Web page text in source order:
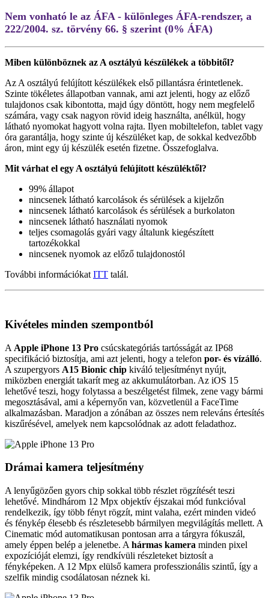
Nem vonható le az ÁFA - különleges ÁFA-rendszer, a
222/2004. sz. törvény 66. § szerint (0% ÁFA)
Miben különböznek az A osztályú készülékek a többitől?
Az A osztályú felújított készülékek első pillantásra érintetlenek.
Szinte tökéletes állapotban vannak, ami azt jelenti, hogy az előző
tulajdonos csak kibontotta, majd úgy döntött, hogy nem megfelelő
számára, vagy csak nagyon rövid ideig használta, anélkül, hogy
látható nyomokat hagyott volna rajta. Ilyen mobiltelefon, tablet vagy
óra garantálja, hogy szinte új készüléket kap, de sokkal kedvezőbb
áron, mint egy új készülék esetén fizetne. Összefoglalva.
Mit várhat el egy A osztályú felújított készüléktől?
99% állapot
nincsenek látható karcolások és sérülések a kijelzőn
nincsenek látható karcolások és sérülések a burkolaton
nincsenek látható használati nyomok
teljes csomagolás gyári vagy általunk kiegészített
tartozékokkal
nincsenek nyomok az előző tulajdonostól
További információkat ITT talál.
Kivételes minden szempontból
A Apple iPhone 13 Pro csúcskategóriás tartósságát az IP68
specifikáció biztosítja, ami azt jelenti, hogy a telefon por- és vízálló.
A szupergyors A15 Bionic chip kiváló teljesítményt nyújt,
miközben energiát takarít meg az akkumulátorban. Az iOS 15
lehetővé teszi, hogy folytassa a beszélgetést filmek, zene vagy bármi
megosztásával, ami a képernyőn van, közvetlenül a FaceTime
alkalmazásban. Maradjon a zónában az összes nem releváns értesítés
kiszűrésével, amelyek nem kapcsolódnak az adott feladathoz.
Drámai kamera teljesítmény
A lenyűgözően gyors chip sokkal több részlet rögzítését teszi
lehetővé. Mindhárom 12 Mpx objektív éjszakai mód funkcióval
rendelkezik, így több fényt rögzít, mint valaha, ezért minden videó
és fénykép élesebb és részletesebb bármilyen megvilágítás mellett. A
Cinematic mód automatikusan pontosan arra a tárgyra fókuszál,
amely éppen belép a jelenetbe. A hármas kamera minden pixel
expozícióját elemzi, így rendkívüli részleteket biztosít a
fényképeken. A 12 Mpx elülső kamera professzionális szintű, így a
szelfik mindig csodálatosan néznek ki.